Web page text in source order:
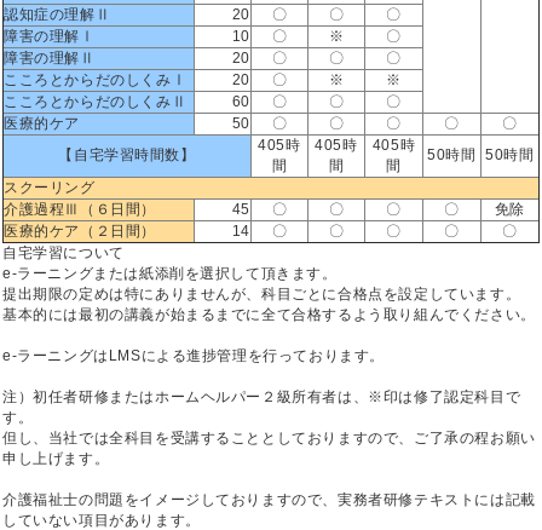
認知症の理解Ⅱ
20 〇 〇
〇
障害の理解Ⅰ
10 〇 ※
〇
障害の理解Ⅱ
20 〇 〇
〇
こころとからだのしくみⅠ
20 〇 ※
※
こころとからだのしくみⅡ
60 〇 〇
〇
医療的ケア
50 〇 〇 〇 〇
〇
【自宅学習時間数】
405時
間
405時
間
405時
間
50時間
50時間
スクーリング
介護過程Ⅲ（６日間）
45 〇 〇 〇 〇
免除
医療的ケア（２日間）
14 〇 〇 〇 〇
〇
自宅学習について
e-ラーニングまたは紙添削を選択して頂きます。
提出期限の定めは特にありませんが、科目ごとに合格点を設定しています。
基本的には最初の講義が始まるまでに全て合格するよう取り組んでください。
e-ラーニングはLMSによる進捗管理を行っております。
注）初任者研修またはホームヘルパー２級所有者は、※印は修了認定科目で
す。
但し、当社では全科目を受講することとしておりますので、ご了承の程お願い
申し上げます。
介護福祉士の問題をイメージしておりますので、実務者研修テキストには記載
していない項目があります。